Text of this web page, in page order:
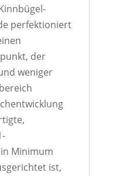
perfektioniert
der
weniger
Minimum
ist,